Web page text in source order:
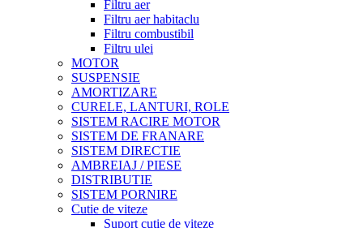
Filtru aer
Filtru aer habitaclu
Filtru combustibil
Filtru ulei
MOTOR
SUSPENSIE
AMORTIZARE
CURELE, LANTURI, ROLE
SISTEM RACIRE MOTOR
SISTEM DE FRANARE
SISTEM DIRECTIE
AMBREIAJ / PIESE
DISTRIBUTIE
SISTEM PORNIRE
Cutie de viteze
Suport cutie de viteze